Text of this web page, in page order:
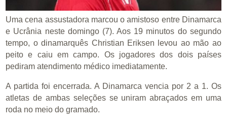
Uma cena assustadora marcou o amistoso entre Dinamarca
e Ucrânia neste domingo (7). Aos 19 minutos do segundo
tempo, o dinamarquês Christian Eriksen levou ao mão ao
peito e caiu em campo. Os jogadores dos dois países
pediram atendimento médico imediatamente.
A partida foi encerrada. A Dinamarca vencia por 2 a 1. Os
atletas de ambas seleções se uniram abraçados em uma
roda no meio do gramado.